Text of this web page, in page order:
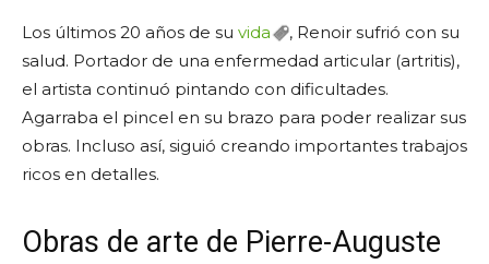
Los últimos 20 años de su vida
, Renoir sufrió con su
salud. Portador de una enfermedad articular (artritis),
el artista continuó pintando con dificultades.
Agarraba el pincel en su brazo para poder realizar sus
obras. Incluso así, siguió creando importantes trabajos
ricos en detalles.
Obras de arte de Pierre-Auguste